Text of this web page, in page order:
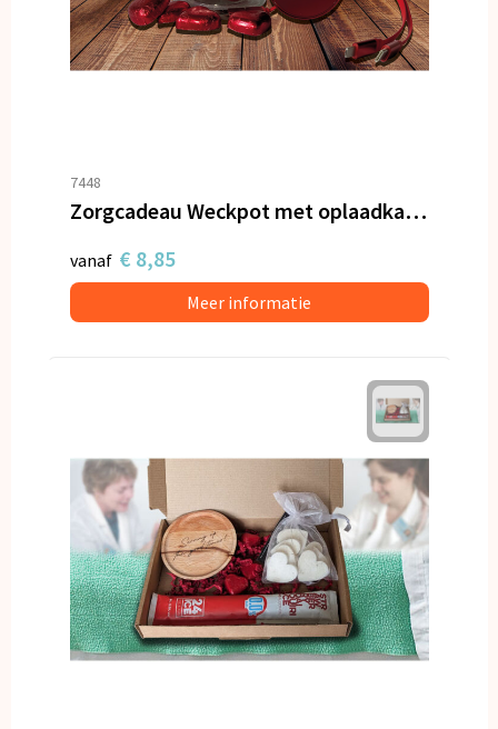
7448
Zorgcadeau Weckpot met oplaadkabel en hartjes
vanaf € 8,85
Meer informatie